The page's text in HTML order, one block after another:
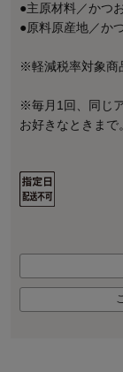
●主原材料／かつ
●原料原産地／か
※軽減税率対象商
※毎月1回、同じ
お好きなときまで。